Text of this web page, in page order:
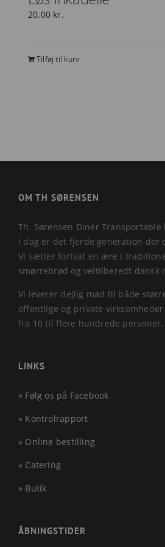
20,00 kr.
Tilføj til kurv
OM TH SØRENSEN
Th. Sørensen Dinér
I dag er det fjerde generation der
Vi sætter fortsat en ære i
smørrebrød og veltilberedt dansk
Vi leverer dejlig mad til både
offentlige og private
fra 10 til flere hundrede personer.
LINKS
» Følg os på Facebook
» Kontrolrapport
» Online bestilling
» Catering
» Butik
ÅBNINGSTIDER